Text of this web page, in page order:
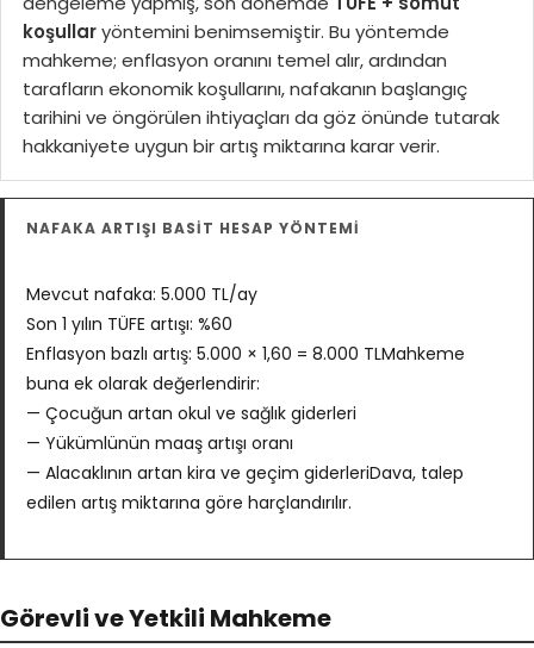
koşullaryöntemini benimsemiştir. Bu yöntemde
mahkeme; enflasyon oranını temel alır, ardından
tarafların ekonomik koşullarını, nafakanın başlangıç
tarihini ve öngörülen ihtiyaçları da göz önünde tutarak
hakkaniyete uygun bir artış miktarına karar verir.
NAFAKA ARTIŞI BASİT HESAP YÖNTEMİ
Mevcut nafaka: 5.000 TL/ay
Son 1 yılın TÜFE artışı: %60
Enflasyon bazlı artış: 5.000 × 1,60 = 8.000 TLMahkeme
buna ek olarak değerlendirir:
— Çocuğun artan okul ve sağlık giderleri
— Yükümlünün maaş artışı oranı
— Alacaklının artan kira ve geçim giderleriDava, talep
edilen artış miktarına göre harçlandırılır.
Görevli ve Yetkili Mahkeme